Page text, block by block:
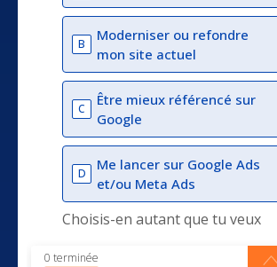
B
Moderniser ou refondre
mon site actuel
C
Être mieux référencé sur
Google
D
Me lancer sur Google Ads
et/ou Meta Ads
Choisis-en autant que tu veux
0 terminée